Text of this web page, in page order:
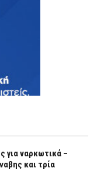
για ναρκωτικά –
και τρία